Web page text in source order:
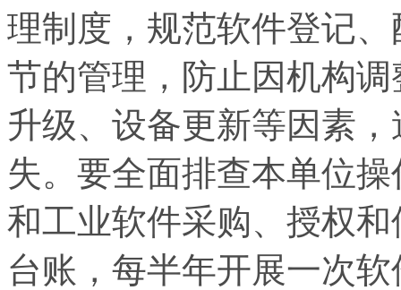
理制度，规范软件登记
节的管理，防止因机构
升级、设备更新等因素
失。要全面排查本单位
和工业软件采购、授权
台账，每半年开展一次